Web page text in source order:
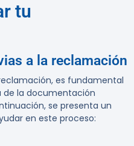
tu
a la reclamación
es fundamental
de la documentación
se presenta un
en este proceso: